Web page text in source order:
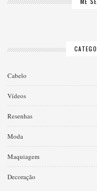
Cabelo
Vídeos
Resenhas
Moda
Maquiagem
Decoração